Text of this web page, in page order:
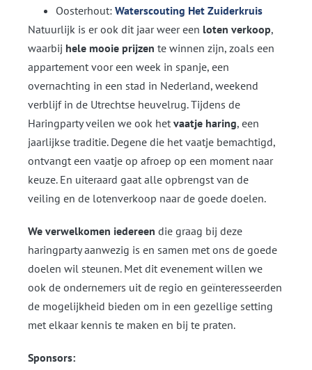
Oosterhout: Waterscouting Het Zuiderkruis
Natuurlijk is er ook dit jaar weer een loten verkoop,
waarbij hele mooie prijzen te winnen zijn, zoals een
appartement voor een week in spanje, een
overnachting in een stad in Nederland, weekend
verblijf in de Utrechtse heuvelrug. Tijdens de
Haringparty veilen we ook het vaatje haring, een
jaarlijkse traditie. Degene die het vaatje bemachtigd,
ontvangt een vaatje op afroep op een moment naar
keuze. En uiteraard gaat alle opbrengst van de
veiling en de lotenverkoop naar de goede doelen.
We verwelkomen iedereen die graag bij deze
haringparty aanwezig is en samen met ons de goede
doelen wil steunen. Met dit evenement willen we
ook de ondernemers uit de regio en geïnteresseerden
de mogelijkheid bieden om in een gezellige setting
met elkaar kennis te maken en bij te praten.
Sponsors: